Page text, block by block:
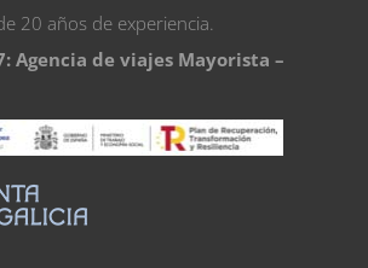
20 años de experiencia.
Agencia de viajes Mayorista –